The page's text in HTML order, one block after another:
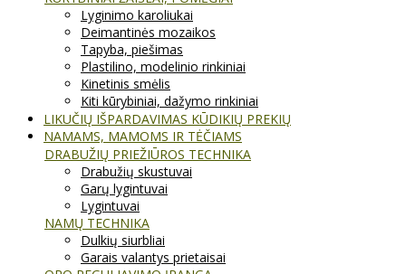
Lyginimo karoliukai
Deimantinės mozaikos
Tapyba, piešimas
Plastilino, modelinio rinkiniai
Kinetinis smėlis
Kiti kūrybiniai, dažymo rinkiniai
LIKUČIŲ IŠPARDAVIMAS KŪDIKIŲ PREKIŲ
NAMAMS, MAMOMS IR TĖČIAMS
DRABUŽIŲ PRIEŽIŪROS TECHNIKA
Drabužių skustuvai
Garų lygintuvai
Lygintuvai
NAMŲ TECHNIKA
Dulkių siurbliai
Garais valantys prietaisai